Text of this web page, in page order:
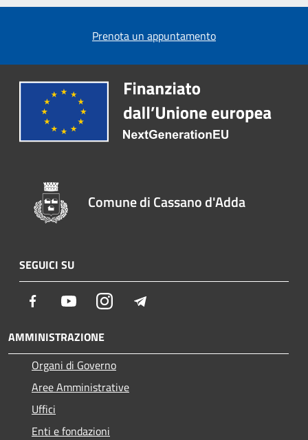
Prenota un appuntamento
Comune di Cassano d'Adda
SEGUICI SU
Facebook YoutubeInstagram
AMMINISTRAZIONE
Organi di Governo
Aree Amministrative
Uffici
Enti e fondazioni